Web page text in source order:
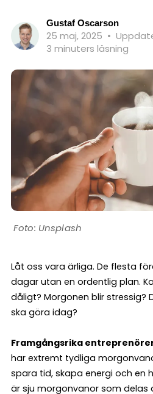
Gustaf Oscarson
25 maj, 2025 •
3 minuters läsning
Unsplash
Låt oss vara ärliga. De flesta
dagar utan en ordentlig plan.
dåligt? Morgonen blir stressig?
ska göra idag?
Framgångsrika
har extremt tydliga
spara tid, skapa energi och en
är sju morgonvanor som delas